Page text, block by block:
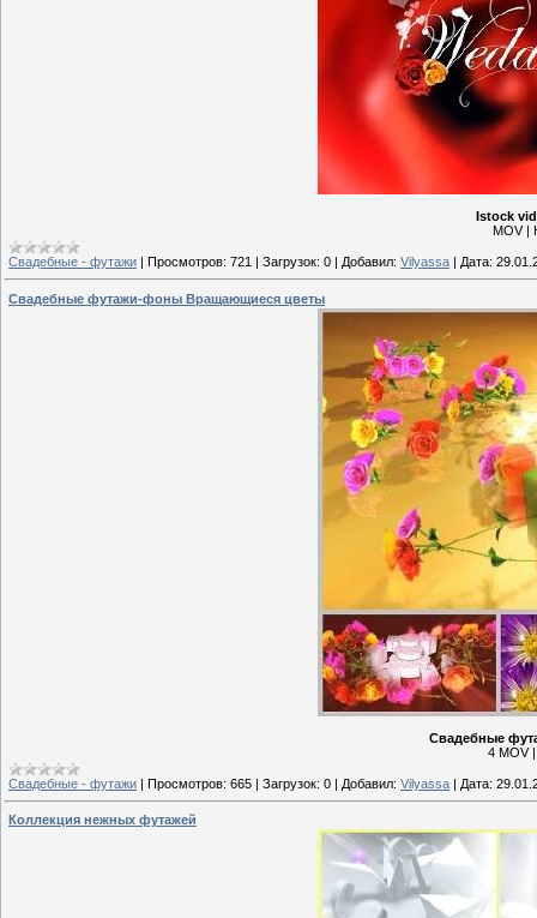
Istock
MOV |
Свадебные - футажи | Просмотров: 721 | Загрузок: 0 | Добавил: Vilyassa | Дата:
Свадебные футажи-фоны Вращающиеся цветы
Свадебные
4 MOV
Свадебные - футажи | Просмотров: 665 | Загрузок: 0 | Добавил: Vilyassa | Дата:
Коллекция нежных футажей